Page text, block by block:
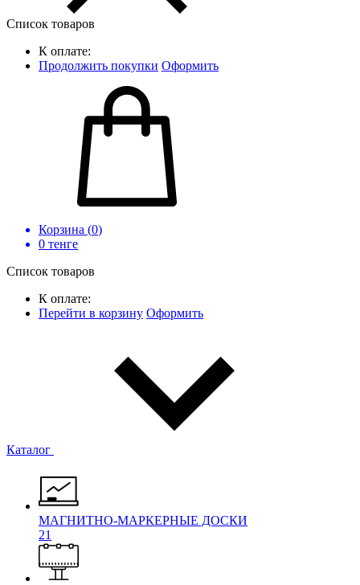
Список товаров
К оплате:
Продолжить покупки Оформить
Корзина (0)
0 тенге
Список товаров
К оплате:
Перейти в корзину Оформить
Каталог
МАГНИТНО-МАРКЕРНЫЕ ДОСКИ
21